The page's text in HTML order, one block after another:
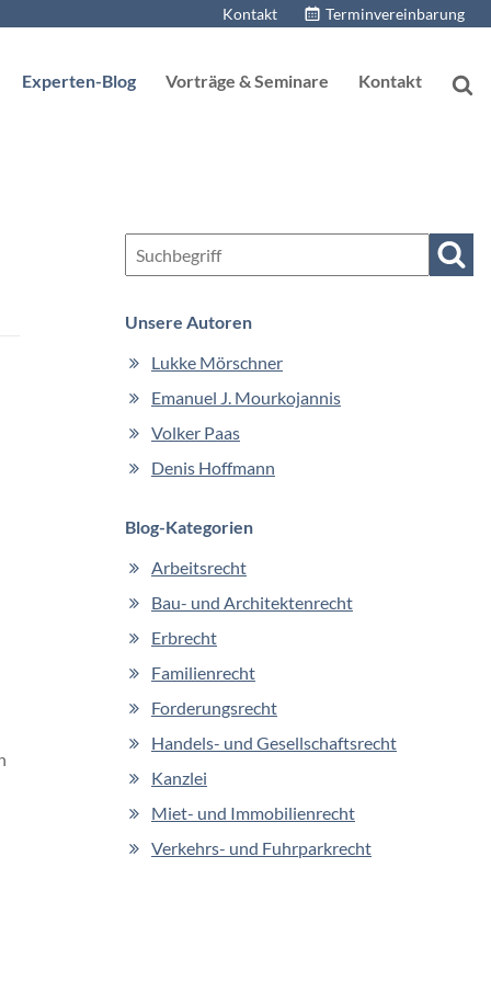
Kontakt Terminvereinbarung
Experten-Blog Vorträge & Seminare Kontakt
Unsere Autoren
Navigation
Lukke Mörschner
Emanuel J. Mourkojannis
Volker Paas
Denis Hoffmann
Blog-Kategorien
Arbeitsrecht
Bau- und Architektenrecht
Erbrecht
Familienrecht
Forderungsrecht
Handels- und Gesellschaftsrecht
Kanzlei
Miet- und Immobilienrecht
Verkehrs- und Fuhrparkrecht